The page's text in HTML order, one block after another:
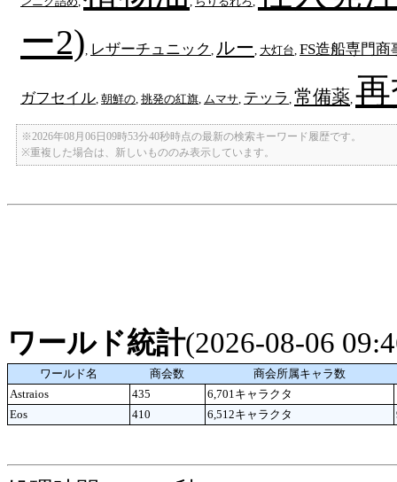
ー2) レザーチュニック ルー 大灯台 FS造船専門商
ガフセイル 朝鮮の 挑発の紅旗 ムマサ テッラ 常備薬
※2026年08月06日09時53分40秒時点の最新の検索キーワード履歴です。
※重複した場合は、新しいもののみ表示しています。
ワールド統計(2026-08-06
ワールド名 商会数
商会所属キャラ数
Astraios
435 6,701キャラクタ
Eos
410 6,512キャラクタ